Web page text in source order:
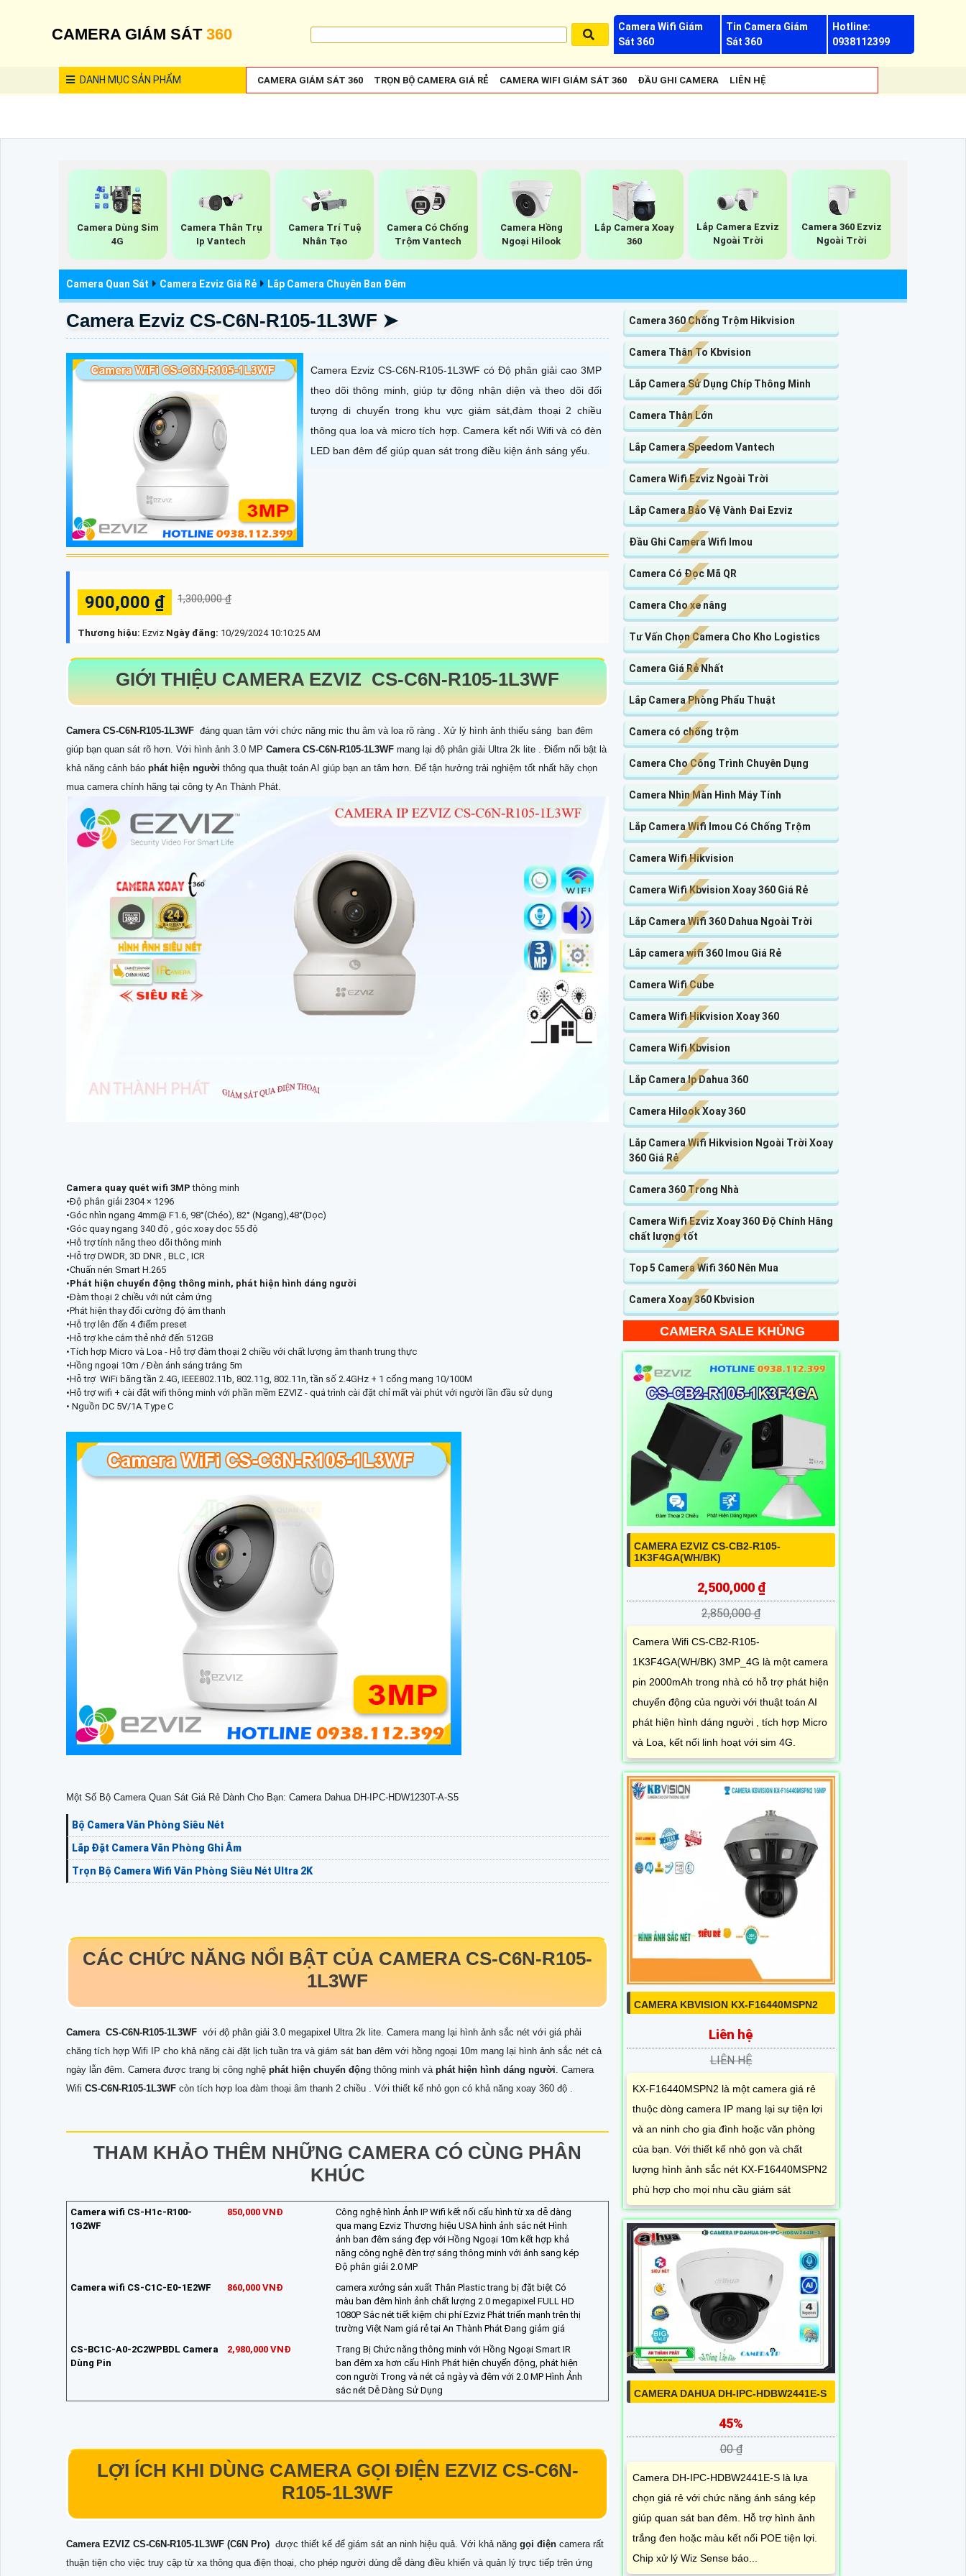
CAMERA GIÁM SÁT 360
Camera Wifi Giám
Sát 360
Tin Camera Giám
Sát 360
Hotline:
0938112399
DANH MỤCSẢN PHẨM CAMERA GIÁM SÁT 360 TRỌN BỘ CAMERA GIÁ RẺ CAMERA WIFI GIÁM SÁT 360 ĐẦU GHI CAMERA LIÊN HỆ
Camera Dùng Sim
4G
Camera Thân Trụ
Ip Vantech
Camera Trí Tuệ
Nhân Tạo
Camera Có Chống
Trộm Vantech
Camera Hồng
Ngoại Hilook
Lắp Camera Xoay
360
Lắp Camera Ezviz
Ngoài Trời
Camera 360 Ezviz
Ngoài Trời
Camera Quan Sát Camera Ezviz Giá Rẻ Lắp Camera Chuyên Ban Đêm
Camera Ezviz CS-C6N-R105-1L3WF ➤
Camera Ezviz CS-C6N-R105-1L3WF có Độ phân giải cao 3MP
theo dõi thông minh, giúp tự động nhận diện và theo dõi đối
tượng di chuyển trong khu vực giám sát,đàm thoại 2 chiều
thông qua loa và micro tích hợp. Camera kết nối Wifi và có đèn
LED ban đêm để giúp quan sát trong điều kiện ánh sáng yếu.
900,000 ₫ 1,300,000 ₫
Thương hiệu: Ezviz Ngày đăng: 10/29/2024 10:10:25 AM
GIỚI THIỆU CAMERA EZVIZCS-C6N-R105-1L3WF
Camera CS-C6N-R105-1L3WF đáng quan tâm với chức năng mic thu âm và loa rõ ràng . Xử lý hình ảnh thiếu sáng ban đêm
giúp bạn quan sát rõ hơn. Với hình ảnh 3.0 MP Camera CS-C6N-R105-1L3WF mang lại độ phân giải Ultra 2k lite . Điểm nổi bật là
khả năng cảnh báo phát hiện người thông qua thuật toán AI giúp bạn an tâm hơn. Để tận hưởng trải nghiệm tốt nhất hãy chọn
mua camera chính hãng tại công ty An Thành Phát.
Camera quay quét wifi 3MP thông minh
•Độ phân giải 2304 × 1296
•Góc nhìn ngang 4mm@ F1.6, 98°(Chéo), 82° (Ngang),48°(Dọc)
•Góc quay ngang 340 độ , góc xoay dọc 55 độ
•Hỗ trợ tính năng theo dõi thông minh
•Hỗ trợ DWDR, 3D DNR , BLC , ICR
•Chuấn nén Smart H.265
•Phát hiện chuyển động thông minh, phát hiện hình dáng người
•Đàm thoại 2 chiều với nút cảm ứng
•Phát hiện thay đổi cường độ âm thanh
•Hỗ trợ lên đến 4 điểm preset
•Hỗ trợ khe cắm thẻ nhớ đến 512GB
•Tích hợp Micro và Loa - Hỗ trợ đàm thoại 2 chiều với chất lượng âm thanh trung thực
•Hồng ngoại 10m / Đèn ánh sáng trắng 5m
•Hỗ trợ WiFi băng tần 2.4G, IEEE802.11b, 802.11g, 802.11n, tần số 2.4GHz + 1 cổng mạng 10/100M
•Hỗ trợ wifi + cài đặt wifi thông minh với phần mềm EZVIZ - quá trình cài đặt chỉ mất vài phút với người lần đầu sử dụng
• Nguồn DC 5V/1A Type C
Một Số Bộ Camera Quan Sát Giá Rẻ Dành Cho Bạn: Camera Dahua DH-IPC-HDW1230T-A-S5
Bộ Camera Văn Phòng Siêu Nét
Lắp Đặt Camera Văn Phòng Ghi Âm
Trọn Bộ Camera Wifi Văn Phòng Siêu Nét Ultra 2K
CÁC CHỨC NĂNG NỔI BẬT CỦA CAMERA CS-C6N-R105-
1L3WF
Camera CS-C6N-R105-1L3WF với độ phân giải 3.0 megapixel Ultra 2k lite. Camera mang lại hình ảnh sắc nét với giá phải
chăng tích hợp Wifi IP cho khả năng cài đặt lịch tuần tra và giám sát ban đêm với hồng ngoại 10m mang lại hình ảnh sắc nét cả
ngày lẫn đêm. Camera được trang bị công nghệ phát hiện chuyển động thông minh và phát hiện hình dáng người . Camera
Wifi CS-C6N-R105-1L3WF còn tích hợp loa đàm thoại âm thanh 2 chiều . Với thiết kế nhỏ gọn có khả năng xoay 360 độ .
THAM KHẢO THÊM NHỮNG CAMERA CÓ CÙNG PHÂN
KHÚC
Camera wifi CS-H1c-R100-
1G2WF
850,000 VNĐ
Công nghệ hình Ảnh IP Wifi kết nối cấu hình từ xa dễ dàng
qua mạng Ezviz Thương hiệu USA hình ảnh sắc nét Hình
ảnh ban đêm sáng đẹp với Hồng Ngoại 10m kết hợp khả
năng công nghệ đèn trợ sáng thông minh với ánh sang kép
Độ phân giải 2.0 MP
Camera wifi CS-C1C-E0-1E2WF
860,000 VNĐ
camera xưởng sản xuất Thân Plastic trang bị đặt biệt Có
màu ban đêm hình ảnh chất lượng 2.0 megapixel FULL HD
1080P Sắc nét tiết kiệm chi phí Ezviz Phát triển mạnh trên thị
trường Việt Nam giá rẻ tại An Thành Phát Đang giảm giá
CS-BC1C-A0-2C2WPBDL Camera
Dùng Pin
2,980,000 VNĐ
Trang Bị Chức năng thông minh với Hồng Ngoại Smart IR
ban đêm xa hơn cấu Hình Phát hiện chuyển động, phát hiện
con người Trong và nét cả ngày và đêm với 2.0 MP Hình Ảnh
sắc nét Dễ Dàng Sử Dụng
LỢI ÍCH KHI DÙNG CAMERA GỌI ĐIỆN EZVIZ CS-C6N-
R105-1L3WF
Camera EZVIZ CS-C6N-R105-1L3WF (C6N Pro) được thiết kế để giám sát an ninh hiệu quả. Với khả năng gọi điện camera rất
thuận tiện cho việc truy cập từ xa thông qua điện thoại, cho phép người dùng dễ dàng điều khiển và quản lý trực tiếp trên ứng
Camera 360 Chống Trộm Hikvision
Camera Thân To Kbvision
Lắp Camera Sử Dụng Chíp Thông Minh
Camera Thân Lớn
Lắp Camera Speedom Vantech
Camera Wifi Ezviz Ngoài Trời
Lắp Camera Bảo Vệ Vành Đai Ezviz
Đầu Ghi Camera Wifi Imou
Camera Có Đọc Mã QR
Camera Cho xe nâng
Tư Vấn Chọn Camera Cho Kho Logistics
Camera Giá Rẻ Nhất
Lắp Camera Phòng Phẩu Thuật
Camera có chống trộm
Camera Cho Công Trình Chuyên Dụng
Camera Nhìn Màn Hình Máy Tính
Lắp Camera Wifi Imou Có Chống Trộm
Camera Wifi Hikvision
Camera Wifi Kbvision Xoay 360 Giá Rẻ
Lắp Camera Wifi 360 Dahua Ngoài Trời
Lắp camera wifi 360 Imou Giá Rẻ
Camera Wifi Cube
Camera Wifi Hikvision Xoay 360
Camera Wifi Kbvision
Lắp Camera Ip Dahua 360
Camera Hilook Xoay 360
Lắp Camera Wifi Hikvision Ngoài Trời Xoay
360 Giá Rẻ
Camera 360 Trong Nhà
Camera Wifi Ezviz Xoay 360 Độ Chính Hãng
chất lượng tốt
Top 5 Camera Wifi 360 Nên Mua
Camera Xoay 360 Kbvision
CAMERA SALE KHỦNG
CAMERA EZVIZ CS-CB2-R105-
1K3F4GA(WH/BK)
2,500,000 ₫
2,850,000 ₫
Camera Wifi CS-CB2-R105-
1K3F4GA(WH/BK) 3MP_4G là một camera
pin 2000mAh trong nhà có hỗ trợ phát hiện
chuyển động của người với thuật toán AI
phát hiện hình dáng người , tích hợp Micro
và Loa, kết nối linh hoạt với sim 4G.
CAMERA KBVISION KX-F16440MSPN2
Liên hệ
LIÊN HỆ
KX-F16440MSPN2 là một camera giá rẻ
thuộc dòng camera IP mang lại sự tiện lợi
và an ninh cho gia đình hoặc văn phòng
của bạn. Với thiết kế nhỏ gọn và chất
lượng hình ảnh sắc nét KX-F16440MSPN2
phù hợp cho mọi nhu cầu giám sát
CAMERA DAHUA DH-IPC-HDBW2441E-S
45%
00 ₫
Camera DH-IPC-HDBW2441E-S là lựa
chọn giá rẻ với chức năng ánh sáng kép
giúp quan sát ban đêm. Hỗ trợ hình ảnh
trắng đen hoặc màu kết nối POE tiện lợi.
Chip xử lý Wiz Sense báo...